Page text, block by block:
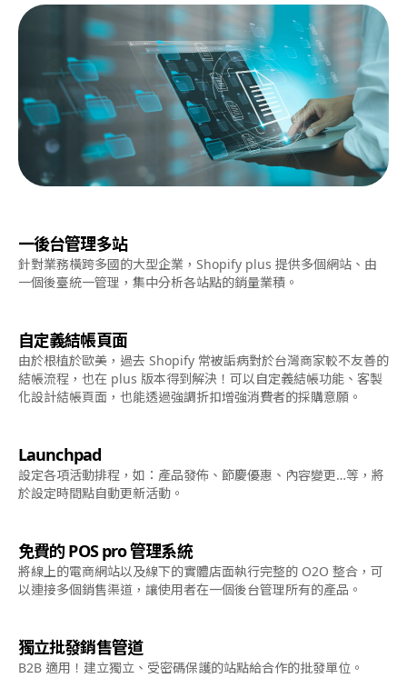
一後台管理多站
針對業務橫跨多國的大型企業，Shopify plus 提供多個網站、由
一個後臺統一管理，集中分析各站點的銷量業積。
自定義結帳頁面
由於根植於歐美，過去 Shopify 常被詬病對於台灣商家較不友善的
結帳流程，也在 plus 版本得到解決！可以自定義結帳功能、客製
化設計結帳頁面，也能透過強調折扣增強消費者的採購意願。
Launchpad
設定各項活動排程，如：產品發佈、節慶優惠、內容變更…等，將
於設定時間點自動更新活動。
免費的 POS pro 管理系統
將線上的電商網站以及線下的實體店面執行完整的 O2O 整合，可
以連接多個銷售渠道，讓使用者在一個後台管理所有的產品。
獨立批發銷售管道
B2B 適用！建立獨立、受密碼保護的站點給合作的批發單位。